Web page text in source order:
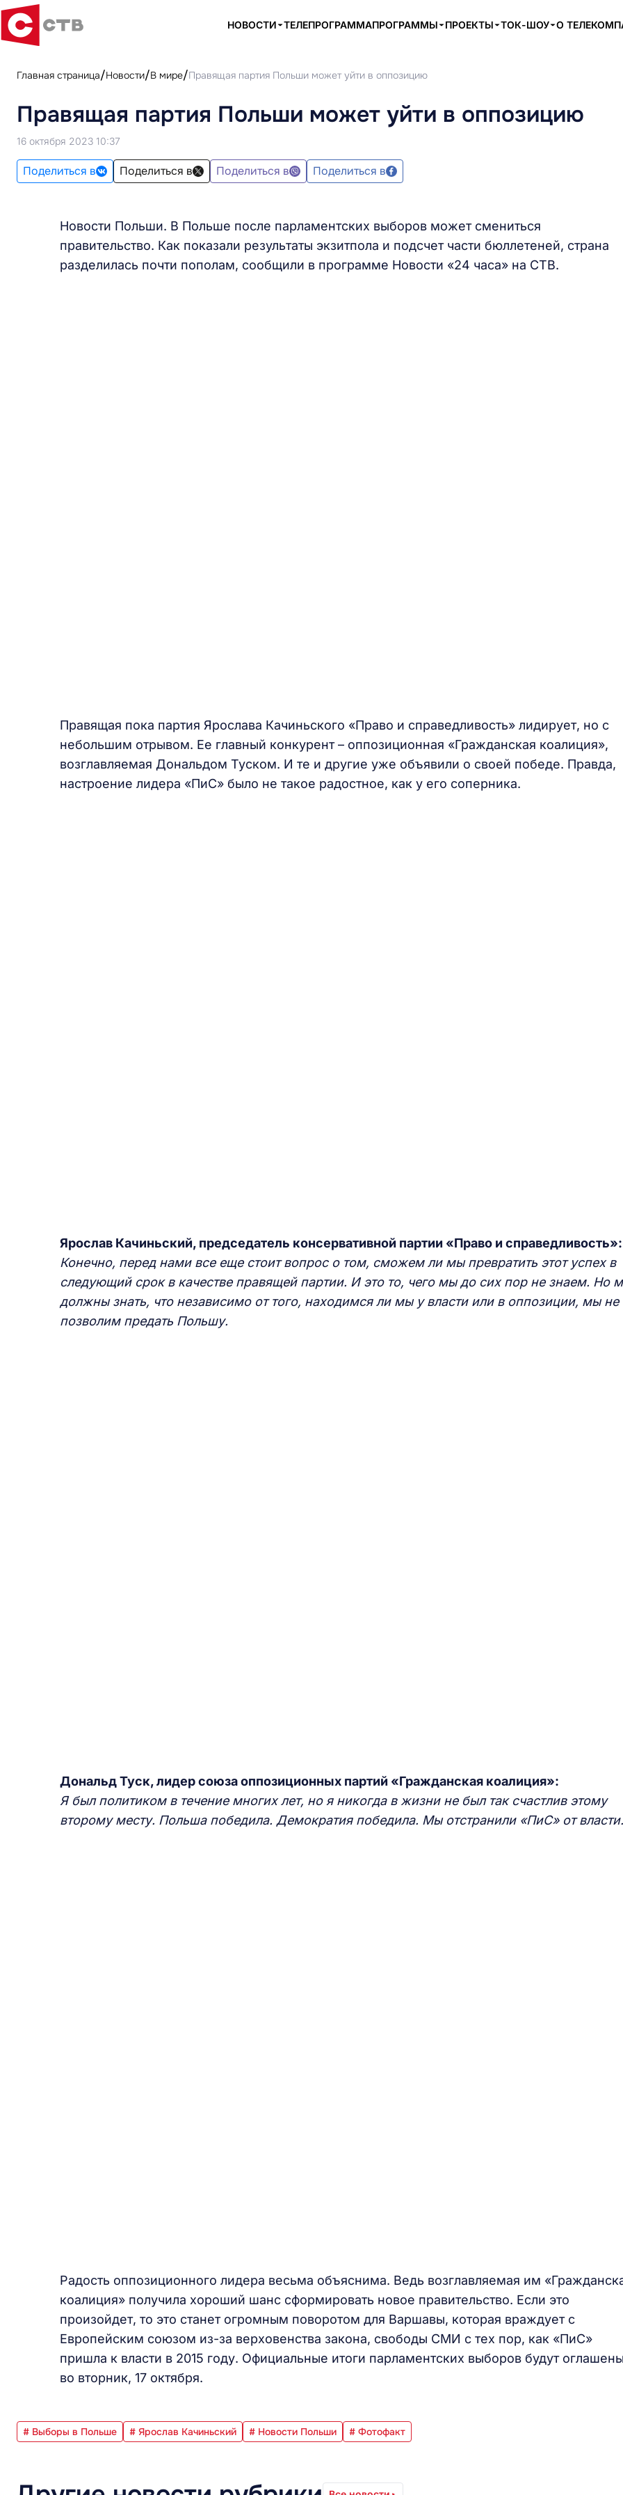
НОВОСТИ ТЕЛЕПРОГРАММАПРОГРАММЫ ПРОЕКТЫ ТОК-ШОУ О
Главная страница Новости В мире Правящая партия Польши может уйти в оппозицию
Правящая партия Польши может уйти в оппозицию
16 октября 2023 10:37
Поделиться в Поделиться в Поделиться в Поделиться в
Новости Польши. В Польше после парламентских выборов может смениться
правительство. Как показали результаты экзитпола и подсчет части бюллетеней, страна
разделилась почти пополам, сообщили в программе Новости «24 часа» на СТВ.
Правящая пока партия Ярослава Качиньского «Право и справедливость» лидирует, но с
небольшим отрывом. Ее главный конкурент – оппозиционная «Гражданская коалиция»,
возглавляемая Дональдом Туском. И те и другие уже объявили о своей победе. Правда,
настроение лидера «ПиС» было не такое радостное, как у его соперника.
Ярослав Качиньский, председатель консервативной партии «Право и справедливость»:
Конечно, перед нами все еще стоит вопрос о том, сможем ли мы превратить этот успех в
следующий срок в качестве правящей партии. И это то, чего мы до сих пор не знаем. Но
должны знать, что независимо от того, находимся ли мы у власти или в оппозиции, мы не
позволим предать Польшу.
Дональд Туск, лидер союза оппозиционных партий «Гражданская коалиция»:
Я был политиком в течение многих лет, но я никогда в жизни не был так счастлив этому
второму месту. Польша победила. Демократия победила. Мы отстранили «ПиС» от власти.
Радость оппозиционного лидера весьма объяснима. Ведь возглавляемая им
коалиция» получила хороший шанс сформировать новое правительство. Если это
произойдет, то это станет огромным поворотом для Варшавы, которая враждует с
Европейским союзом из-за верховенства закона, свободы СМИ с тех пор, как «ПиС»
пришла к власти в 2015 году. Официальные итоги парламентских выборов будут
во вторник, 17 октября.
# Выборы в Польше # Ярослав Качиньский # Новости Польши # Фотофакт